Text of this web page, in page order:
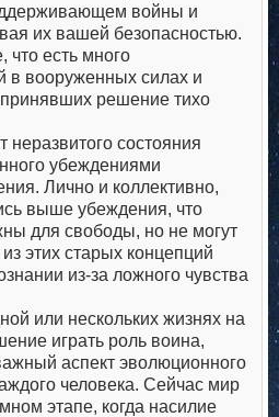
войны и
их вашей безопасностью.
что есть много
в вооруженных силах и
принявших решение тихо
неразвитого состояния
убеждениями
Лично и коллективно,
выше убеждения, что
для свободы, но не могут
этих старых концепций
из-за ложного чувства
или нескольких жизнях на
играть роль воина,
аспект эволюционного
человека. Сейчас мир
этапе, когда насилие